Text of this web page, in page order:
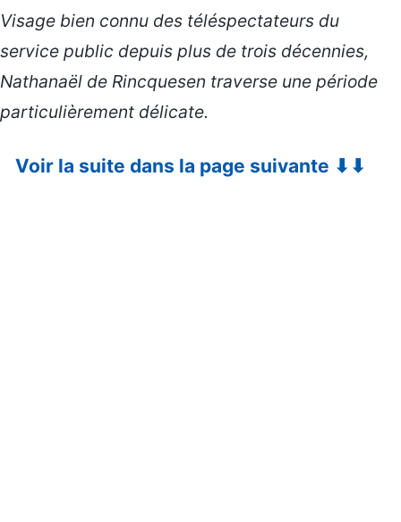
Visage bien connu des téléspectateurs du
service public depuis plus de trois décennies,
Nathanaël de Rincquesen traverse une période
particulièrement délicate.
Voir la suite dans la page suivante ⬇⬇